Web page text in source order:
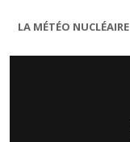
LA MÉTÉO NUCLÉAIRE
Lecteur